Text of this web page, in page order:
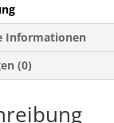
Informationen
(0)